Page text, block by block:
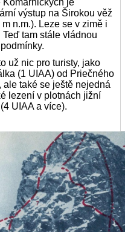
výstup na Širokou věž
m n.m.). Leze se v zimě i
Teď tam stále vládnou
už nic pro turisty, jako
(1 UIAA) od Priečného
ale také se ještě nejedná
lezení v plotnách jižní
UIAA a více).